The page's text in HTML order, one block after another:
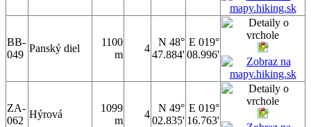
BB-
049
Panský diel
1100
m
4
N 48°
47.884'
E 019°
08.996'
ZA-
062
Hýrová
1099
m
4
N 49°
02.835'
E 019°
16.763'